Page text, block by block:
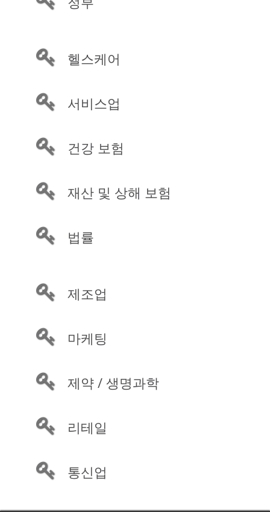
헬스케어
서비스업
건강 보험
재산 및 상해 보험
법률
제조업
마케팅
제약 / 생명과학
리테일
통신업